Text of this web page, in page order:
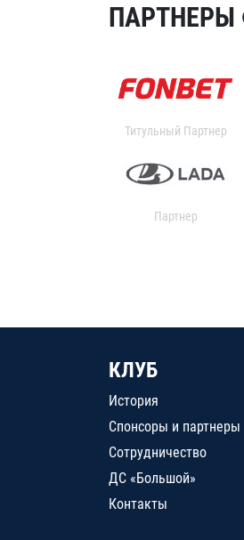
ПАРТНЕРЫ
Титульный Партнер
Партнер
КЛУБ
История
Спонсоры и партнеры
Сотрудничество
ДС «Большой»
Контакты